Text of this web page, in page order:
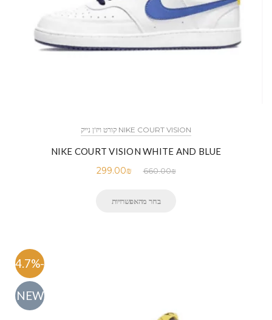
NIKE COURT VISION קורט ויז'ן נייק
NIKE COURT VISION WHITE AND BLUE
660.00₪
299.00₪
בחר מהאפשרויות
-54.7%
NEW